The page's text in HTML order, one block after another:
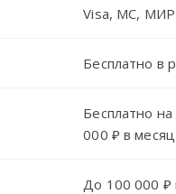
Visa, MC, МИР
Бесплатно в
Бесплатно
000 ₽ в
До 100 000 ₽